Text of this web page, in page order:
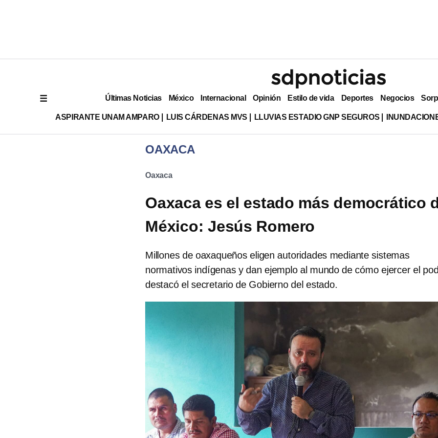
Últimas Noticias México Internacional Opinión Estilo de vida Deportes Negocios
ASPIRANTE UNAM AMPARO LUIS CÁRDENAS MVS LLUVIAS ESTADIO GNP SEGUROS
OAXACA
Oaxaca
Oaxaca es el estado más democrático
México: Jesús Romero
Millones de oaxaqueños eligen autoridades mediante sistemas
normativos indígenas y dan ejemplo al mundo de cómo ejercer el
destacó el secretario de Gobierno del estado.